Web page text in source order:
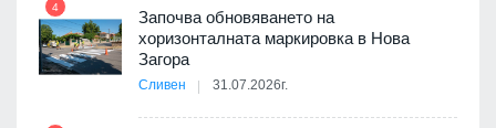
4
Започва обновяването на
хоризонталната маркировка в Нова
Загора
Сливен 31.07.2026г.